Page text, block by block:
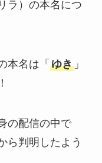
ラ）の本名につ
本名は「 ゆき」
の配信の中で
ら判明したよう